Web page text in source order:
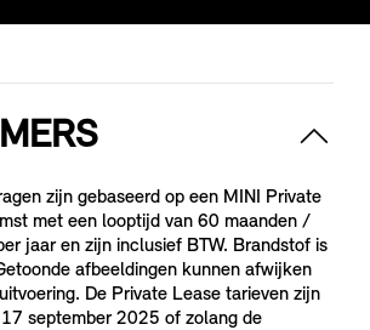
zijn gebaseerd op een MINI Private
met een looptijd van 60 maanden /
jaar en zijn inclusief BTW. Brandstof is
afbeeldingen kunnen afwijken
De Private Lease tarieven zijn
september 2025 of zolang de